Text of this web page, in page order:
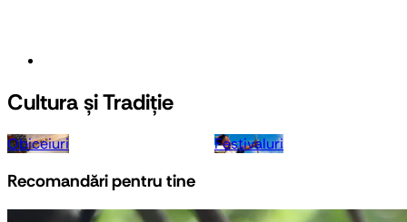
Cultura și Tradiție
Obiceiuri Festivaluri
Recomandări pentru tine